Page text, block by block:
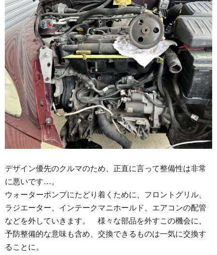
デザイン優先のクルマのため、正直に言って整備性は非常
に悪いです…。
ウォーターポンプにたどり着くために、フロントグリル、
ラジエーター、インテークマニホールド、エアコンの配管
などを外していきます。 様々な部品を外すこの機会に、
予防整備的な意味も含め、交換できるものは一気に交換す
ることに。